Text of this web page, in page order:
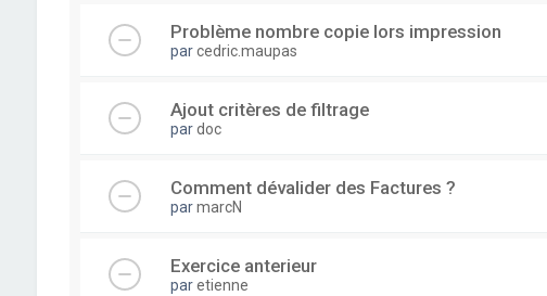
Problème nombre copie lors impression
parcedric.maupas
Ajout critères de filtrage
pardoc
Comment dévalider des Factures ?
parmarcN
Exercice anterieur
paretienne